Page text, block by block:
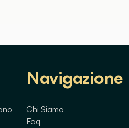
Navigazione
Chi Siamo
Faq